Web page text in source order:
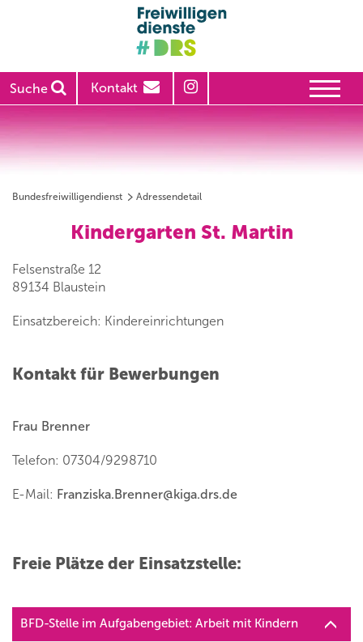
Suche Kontakt
Bundesfreiwilligendienst Adressendetail
Kindergarten St. Martin
Felsenstraße 12
89134 Blaustein
Einsatzbereich: Kindereinrichtungen
Kontakt für Bewerbungen
Frau Brenner
Telefon: 07304/9298710
E-Mail: Franziska.Brenner@kiga.drs.de
Freie Plätze der Einsatzstelle:
BFD-Stelle im Aufgabengebiet: Arbeit mit Kindern